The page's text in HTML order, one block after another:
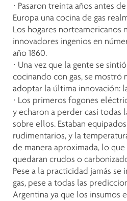
· Pasaron treinta años antes
Europa una cocina de gas
Los hogares norteamericanos
innovadores ingenios en
año 1860.
· Una vez que la gente se
cocinando con gas, se mostró
adoptar la última innovación:
· Los primeros fogones
y echaron a perder casi todas
sobre ellos. Estaban
rudimentarios, y la
de manera aproximada, lo
quedaran crudos o
Pese a la practicidad jamás se
gas, pese a todas las
Argentina ya que los insumos